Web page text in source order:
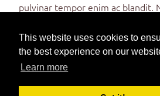
This website uses cookies to
the best experience on our
Learn more
pulvinar tempor enim ac blandit.
TRAVEL